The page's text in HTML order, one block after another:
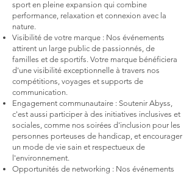
sport en pleine expansion qui combine
performance, relaxation et connexion avec la
nature.
Visibilité de votre marque : Nos événements
attirent un large public de passionnés, de
familles et de sportifs. Votre marque bénéficiera
d'une visibilité exceptionnelle à travers nos
compétitions, voyages et supports de
communication.
Engagement communautaire : Soutenir Abyss,
c'est aussi participer à des initiatives inclusives et
sociales, comme nos soirées d'inclusion pour les
personnes porteuses de handicap, et encourager
un mode de vie sain et respectueux de
l'environnement.
Opportunités de networking : Nos événements